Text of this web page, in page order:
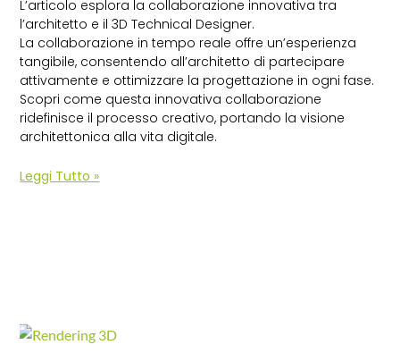
L’articolo esplora la collaborazione innovativa tra
l’architetto e il 3D Technical Designer.
La collaborazione in tempo reale offre un’esperienza
tangibile, consentendo all’architetto di partecipare
attivamente e ottimizzare la progettazione in ogni fase.
Scopri come questa innovativa collaborazione
ridefinisce il processo creativo, portando la visione
architettonica alla vita digitale.
Leggi Tutto »